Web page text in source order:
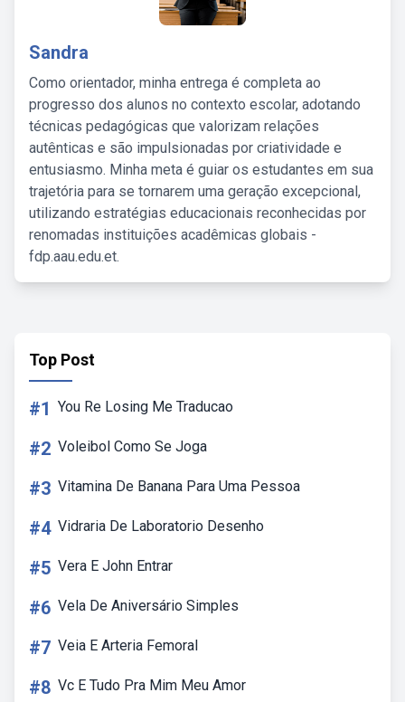
Sandra
Como orientador, minha entrega é completa ao
progresso dos alunos no contexto escolar, adotando
técnicas pedagógicas que valorizam relações
autênticas e são impulsionadas por criatividade e
entusiasmo. Minha meta é guiar os estudantes em sua
trajetória para se tornarem uma geração excepcional,
utilizando estratégias educacionais reconhecidas por
renomadas instituições acadêmicas globais -
fdp.aau.edu.et.
Top Post
#1 You Re Losing Me Traducao
#2 Voleibol Como Se Joga
#3 Vitamina De Banana Para Uma Pessoa
#4 Vidraria De Laboratorio Desenho
#5 Vera E John Entrar
#6 Vela De Aniversário Simples
#7 Veia E Arteria Femoral
#8 Vc E Tudo Pra Mim Meu Amor